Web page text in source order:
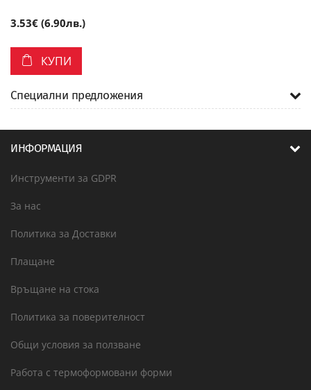
3.53€ (6.90лв.)
КУПИ
Специални предложения
ИНФОРМАЦИЯ
Инструменти за GDPR
За нас
Политика за Доставки
Плащане
Връщане на стока
Политика за поверителност
Общи условия за ползване
Работа с термоформовани форми